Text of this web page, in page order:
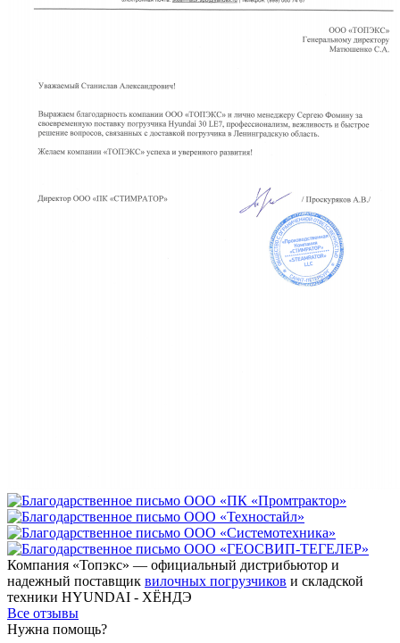
Компания «Топэкс» — официальный дистрибьютор и
надежный поставщик вилочных погрузчиков и складской
техники HYUNDAI - ХЁНДЭ
Все отзывы
Нужна помощь?